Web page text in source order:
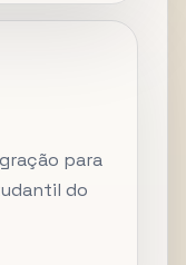
para
do